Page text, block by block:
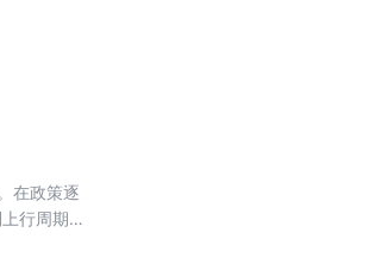
好？ 4.
金怎么
球社区每
年，起步
过6300万
用户和商
在政策逐
行周期。